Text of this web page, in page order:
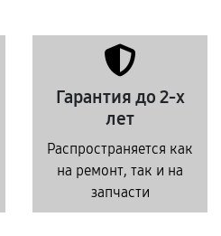
Гарантия до 2-х
лет
Распространяется как
на ремонт, так и на
запчасти